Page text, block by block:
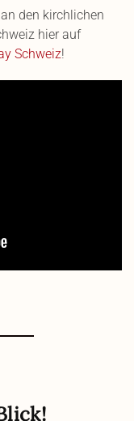
den kirchlichen
hier auf
Schweiz!